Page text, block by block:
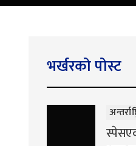
भर्खरको पोस्ट